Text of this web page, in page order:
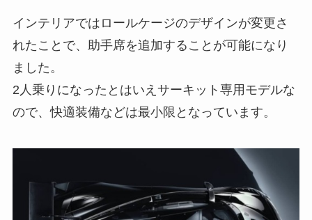
インテリアではロールケージのデザインが変更さ
れたことで、助手席を追加することが可能になり
ました。
2人乗りになったとはいえサーキット専用モデルな
ので、快適装備などは最小限となっています。